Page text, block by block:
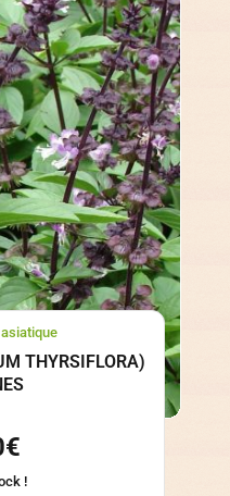
THYRSIFLORA)
€
!